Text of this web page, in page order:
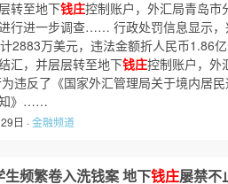
转至地下钱庄控制账户，外汇局青岛市
行进一步调查…… 行政处罚信息显示，
2883万美元，违法金额折人民币1.86
汇，并层层转至地下钱庄控制账户，外
违反了《国家外汇管理局关于境内居
知》……
日 ·金融频道
生频繁卷入洗钱案 地下钱庄屡禁不